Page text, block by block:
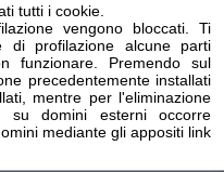
tutti i cookie.
vengono bloccati. Ti
di profilazione alcune parti
funzionare. Premendo sul
precedentemente installati
mentre per l'eliminazione
su domini esterni occorre
mediante gli appositi link
VERGINE